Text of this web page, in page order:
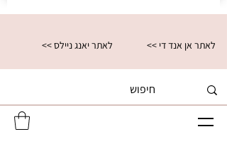
<< לאתר יאנג ניילס << לאתר אן אנד די